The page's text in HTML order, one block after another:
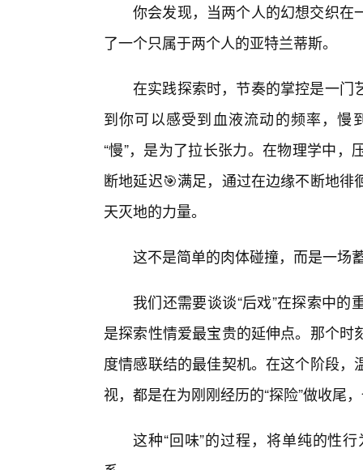
你会发现，当两个人的幻想交织在
了一个只属于两个人的亚特兰蒂斯。
在实践探索时，节奏的掌控是一门
到你可以感受到血液流动的频率，慢
“慢”，是为了拉长张力。在物理学中
断地延迟🎯满足，通过在边缘不断地
天灭地的力量。
这不是简单的肉体碰撞，而是一场
我们还需要谈谈“后戏”在探索中
是探索性情爱最宝贵的延伸点。那个
度情感联结的最佳契机。在这个阶段
视，都是在为刚刚经历的“探险”做收尾
这种“回味”的过程，将单纯的性